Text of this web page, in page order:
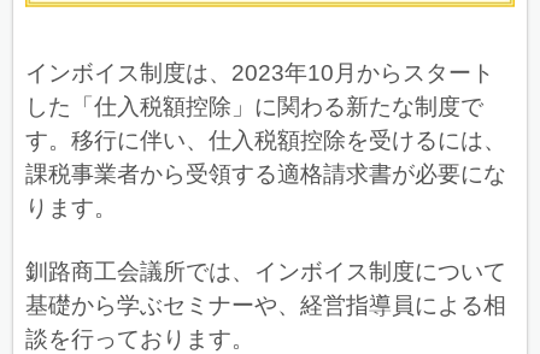
インボイス制度は、2023年10月からスタート
した「仕入税額控除」に関わる新たな制度で
す。 移行に伴い、仕入税額控除を受けるには、
課税事業者から受領する適格請求書が必要にな
ります。
釧路商工会議所では、インボイス制度について
基礎から学ぶセミナーや、経営指導員による相
談を行っております。